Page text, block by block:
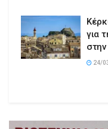
για
24/